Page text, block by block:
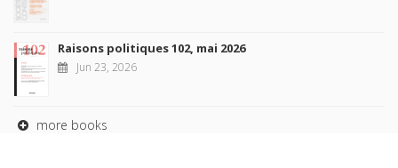
Raisons politiques 102, mai 2026
Jun 23, 2026
more books